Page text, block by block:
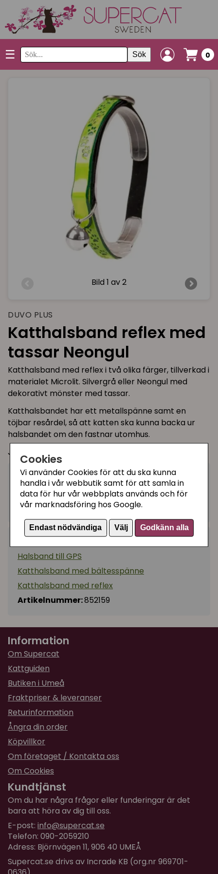
Cookies
Vi använder Cookies för att du ska kunna
handla i vår webbutik samt för att samla in
data för hur vår webbplats används och för
vår marknadsföring hos Google.
Endast nödvändiga Välj Godkänn alla
☰ Sök 0
Bild 1 av 2
DUVO PLUS
Katthalsband reflex med
tassar Neongul
Katthalsband med reflex i två olika färger, tillverkad i
materialet Microlit. Silvergrå eller Neongul med
dekorativt mönster med tassar.
Katthalsbandet har ett metallspänne samt en
töjbar resårdel, så att katten ska kunna backa ur
halsbandet om den fastnar utomhus.
Justerbar storlek ca 20-30 cm.
55 kr − + Köp
I lager, leveranstid 1-3 vardagar
Halsband till GPS
Katthalsband med bältesspänne
Katthalsband med reflex
Artikelnummer:852159
Information
Om Supercat
Kattguiden
Butiken i Umeå
Fraktpriser & leveranser
Returinformation
Ångra din order
Köpvillkor
Om företaget / Kontakta oss
Om Cookies
Kundtjänst
Om du har några frågor eller funderingar är det
bara att höra av dig till oss.
E-post: info@supercat.se
Telefon: 090-2059210
Adress: Björnvägen 11, 906 40 UMEÅ
Supercat.se drivs av Incrade KB (org.nr 969701-